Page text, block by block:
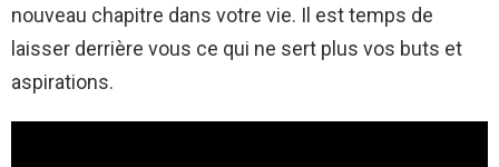
nouveau chapitre dans votre vie. Il est temps de
laisser derrière vous ce qui ne sert plus vos buts et
aspirations.